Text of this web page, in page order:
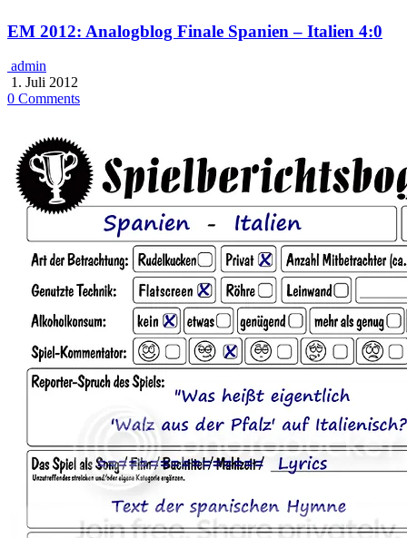
EM 2012: Analogblog Finale Spanien – Italien 4:0
admin
1. Juli 2012
0 Comments